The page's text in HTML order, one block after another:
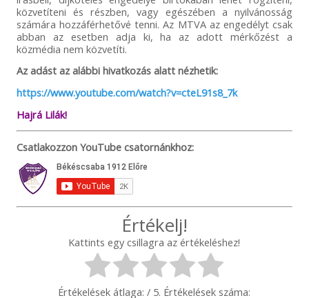
közvetíteni és részben, vagy egészében a nyilvánosság
számára hozzáférhetővé tenni. Az MTVA az engedélyt csak
abban az esetben adja ki, ha az adott mérkőzést a
közmédia nem közvetíti.
Az adást az alábbi hivatkozás alatt nézhetik:
https://www.youtube.com/watch?v=cteL91s8_7k
Hajrá Lilák!
Csatlakozzon YouTube csatornánkhoz:
Értékelj!
Kattints egy csillagra az értékeléshez!
Értékelések átlaga:/ 5. Értékelések száma: